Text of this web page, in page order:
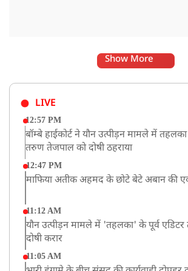
Show More
LIVE
12:57 PM
बॉम्बे हाईकोर्ट ने यौन उत्पीड़न मामले में
तरुण तेजपाल को दोषी ठहराया
12:47 PM
माफिया अतीक अहमद के छोटे बेटे अबान की
11:12 AM
यौन उत्पीड़न मामले में 'तहलका' के पूर्व
दोषी करार
11:05 AM